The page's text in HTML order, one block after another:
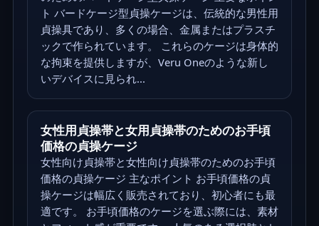
ト バードケージ型貞操ケージは、伝統的な男性用
貞操具であり、多くの場合、金属またはプラスチ
ックで作られています。 これらのケージは身体的
な拘束を提供しますが、Veru Oneのような新し
いデバイスに見られ...
女性用貞操帯と女用貞操帯のためのお手頃
価格の貞操ケージ
女性向け貞操帯と女性向け貞操帯のためのお手頃
価格の貞操ケージ 主なポイント お手頃価格の貞
操ケージは幅広く販売されており、初心者にも最
適です。 お手頃価格のケージを選ぶ際には、素材